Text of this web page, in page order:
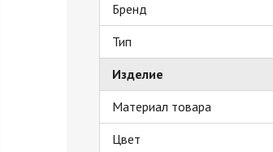
Бренд
Тип
Изделие
Материал товара
Цвет